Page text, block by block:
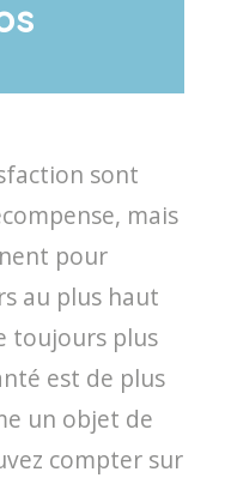
sont
mais
pour
au plus haut
toujours plus
est de plus
un objet de
compter sur